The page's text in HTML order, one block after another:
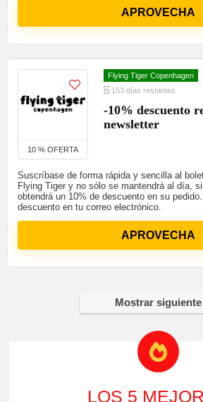
APROVECHA
10 % OFERTA
Flying Tiger Copenhagen
153 días restantes
-10% descuento
newsletter
Suscríbase de forma rápida y sencilla al
Flying Tiger y no sólo se mantendrá al día,
obtendrá un 10% de descuento en su
descuento en tu correo electrónico.
APROVECHA
Mostrar siguiente
LOS 5